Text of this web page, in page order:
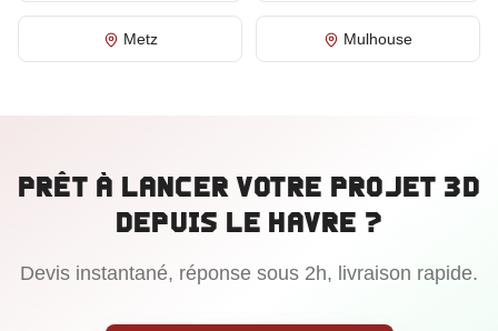
Metz Mulhouse
Prêt à lancer votre projet 3D
depuis Le Havre ?
Devis instantané, réponse sous 2h, livraison rapide.